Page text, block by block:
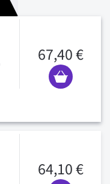
67,40 €
64,10 €